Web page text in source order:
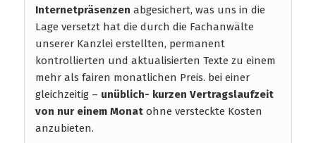
Internetpräsenzen abgesichert, was uns in die
Lage versetzt hat die durch die Fachanwälte
unserer Kanzlei erstellten, permanent
kontrollierten und aktualisierten Texte zu einem
mehr als fairen monatlichen Preis. bei einer
gleichzeitig – unüblich- kurzen Vertragslaufzeit
von nur einem Monat ohne versteckte Kosten
anzubieten.